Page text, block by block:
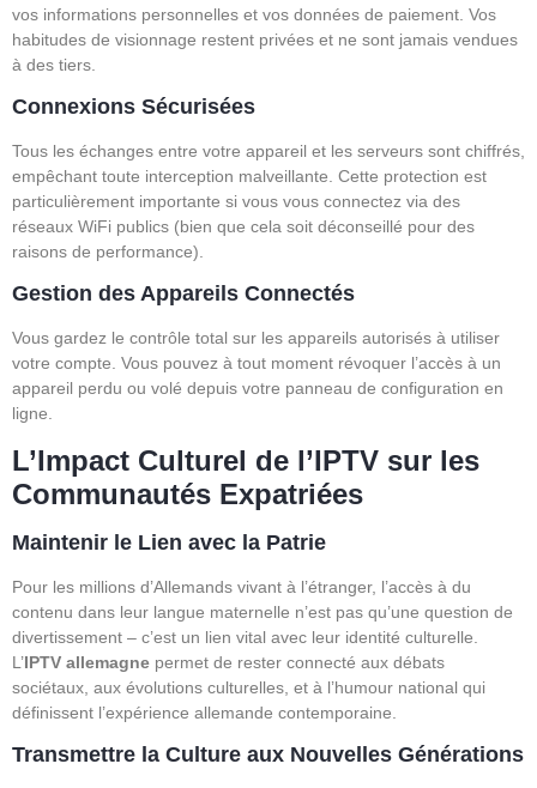
vos informations personnelles et vos données de paiement. Vos
habitudes de visionnage restent privées et ne sont jamais vendues
à des tiers.
Connexions Sécurisées
Tous les échanges entre votre appareil et les serveurs sont chiffrés,
empêchant toute interception malveillante. Cette protection est
particulièrement importante si vous vous connectez via des
réseaux WiFi publics (bien que cela soit déconseillé pour des
raisons de performance).
Gestion des Appareils Connectés
Vous gardez le contrôle total sur les appareils autorisés à utiliser
votre compte. Vous pouvez à tout moment révoquer l’accès à un
appareil perdu ou volé depuis votre panneau de configuration en
ligne.
L’Impact Culturel de l’IPTV sur les
Communautés Expatriées
Maintenir le Lien avec la Patrie
Pour les millions d’Allemands vivant à l’étranger, l’accès à du
contenu dans leur langue maternelle n’est pas qu’une question de
divertissement – c’est un lien vital avec leur identité culturelle.
L’IPTV allemagne permet de rester connecté aux débats
sociétaux, aux évolutions culturelles, et à l’humour national qui
définissent l’expérience allemande contemporaine.
Transmettre la Culture aux Nouvelles Générations